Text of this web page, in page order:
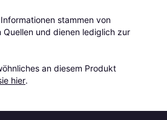
stammen von
und dienen lediglich zur
an diesem Produkt
hier.